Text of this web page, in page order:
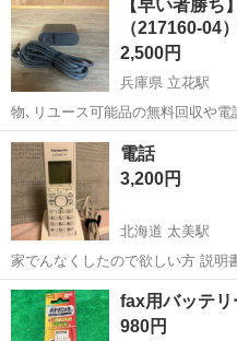
★就業先食堂利用可！日払い制度あり
工場のお仕事 ◇コネクタ製造工...
【早い者勝ち
（217160-04
2,500円
兵庫県 立花駅
物､リユース可能品の無料回収や電
プタ、ラジ…
兵庫 尼崎市 立花駅
電話
3,200円
北海道 太美駅
家でんなくしたので欲しい方 説明
ご理解いただけ…
北海道 石狩郡 太美駅 電
fax用バッテ
980円